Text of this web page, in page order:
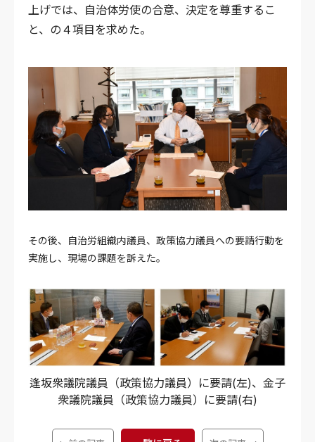
上げでは、自治体労使の合意、決定を尊重するこ
と、の４項目を求めた。
その後、自治労組織内議員、政策協力議員への要請行動を
実施し、現場の課題を訴えた。
逢坂衆議院議員（政策協力議員）に要請(左)、金子
衆議院議員（政策協力議員）に要請(右)